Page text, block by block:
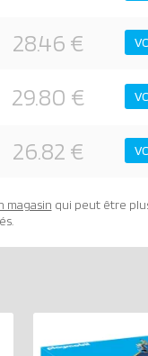
28.46 €
29.80 €
26.82 €
magasin qui peut être